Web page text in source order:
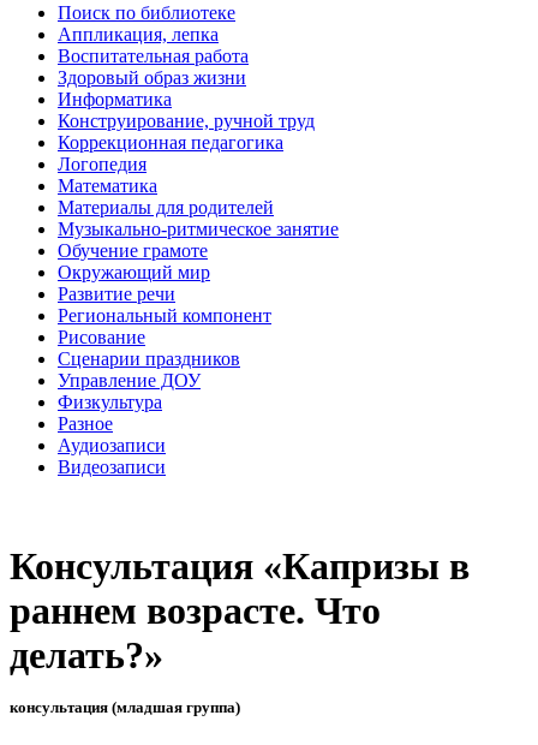
Поиск по библиотеке
Аппликация, лепка
Воспитательная работа
Здоровый образ жизни
Информатика
Конструирование, ручной труд
Коррекционная педагогика
Логопедия
Математика
Материалы для родителей
Музыкально-ритмическое занятие
Обучение грамоте
Окружающий мир
Развитие речи
Региональный компонент
Рисование
Сценарии праздников
Управление ДОУ
Физкультура
Разное
Аудиозаписи
Видеозаписи
Консультация «Капризы в
раннем возрасте. Что
делать?»
консультация (младшая группа)